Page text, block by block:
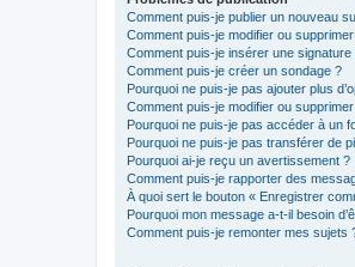
Comment puis-je publier un nouveau
Comment puis-je modifier ou
Comment puis-je insérer une
Comment puis-je créer un sondage ?
Pourquoi ne puis-je pas ajouter plus
Comment puis-je modifier ou
Pourquoi ne puis-je pas accéder à un
Pourquoi ne puis-je pas transférer de
Pourquoi ai-je reçu un avertissement ?
Comment puis-je rapporter des
À quoi sert le bouton « Enregistrer
Pourquoi mon message a-t-il besoin
Comment puis-je remonter mes sujets